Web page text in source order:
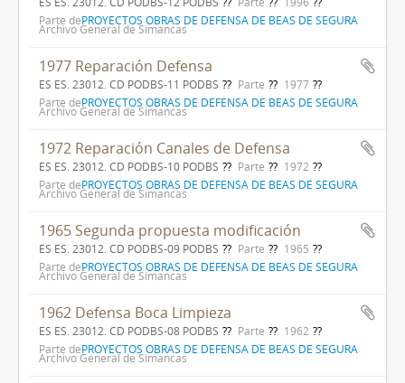
Parte dePROYECTOS OBRAS DE DEFENSA DE BEAS DE SEGURA
Archivo General de Simancas
1977 Reparación Defensa
ES ES. 23012. CD PODBS-11 PODBS Parte
1977
Parte dePROYECTOS OBRAS DE DEFENSA DE BEAS DE SEGURA
Archivo General de Simancas
1972 Reparación Canales de Defensa
ES ES. 23012. CD PODBS-10 PODBS Parte
1972
Parte dePROYECTOS OBRAS DE DEFENSA DE BEAS DE SEGURA
Archivo General de Simancas
1965 Segunda propuesta modificación
ES ES. 23012. CD PODBS-09 PODBS Parte
1965
Parte dePROYECTOS OBRAS DE DEFENSA DE BEAS DE SEGURA
Archivo General de Simancas
1962 Defensa Boca Limpieza
ES ES. 23012. CD PODBS-08 PODBS Parte
1962
Parte dePROYECTOS OBRAS DE DEFENSA DE BEAS DE SEGURA
Archivo General de Simancas